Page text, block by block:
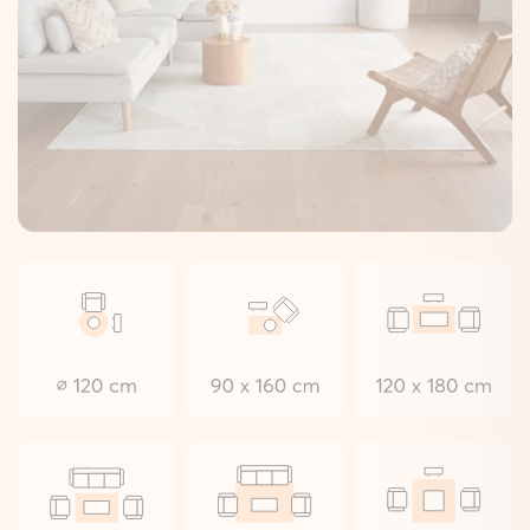
Zo plaats je hem zonder moeite.